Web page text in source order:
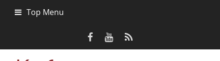
Top Menu